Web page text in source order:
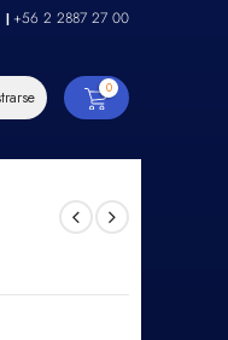
| +56 2 2887 27 00
0